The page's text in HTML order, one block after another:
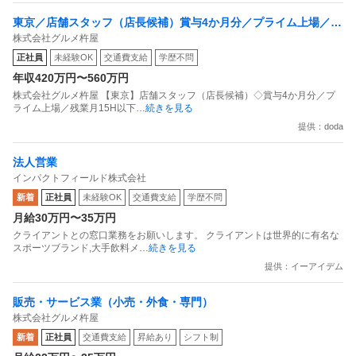
東京／店舗スタッフ（店長候補）賞与4か月分／プライム上場／残
業月15H以下／新店オープン多数
株式会社グルメ杵屋
正社員 未経験OK 交通費支給 学歴不問
年収420万円〜560万円
株式会社グルメ杵屋 【東京】店舗スタッフ（店長候補）◇賞与4か月分／プ
ライム上場／残業月15H以下 …続きを見る
提供：doda
法人営業
インパクトフィールド株式会社
新着 正社員 未経験OK 交通費支給 学歴不問
月給30万円〜35万円
クライアントとの窓口業務をお願いします。 クライアントは世界的に有名な
スポーツブランド,大手飲料メ
…続きを見る
提供：イーアイデム
販売・サービス業（小売・外食・専門）
株式会社グルメ杵屋
新着 正社員 交通費支給 昇給あり シフト制